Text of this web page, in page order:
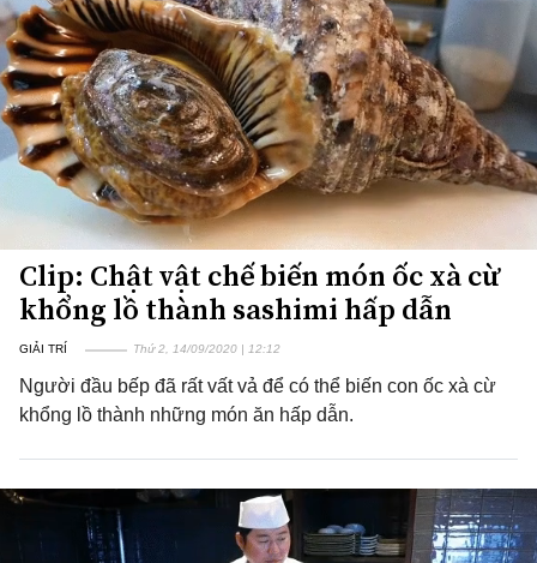
Clip: Chật vật chế biến món ốc xà cừ
khổng lồ thành sashimi hấp dẫn
GIẢI TRÍ Thứ 2, 14/09/2020 | 12:12
Người đầu bếp đã rất vất vả để có thể biến con ốc xà cừ
khổng lồ thành những món ăn hấp dẫn.